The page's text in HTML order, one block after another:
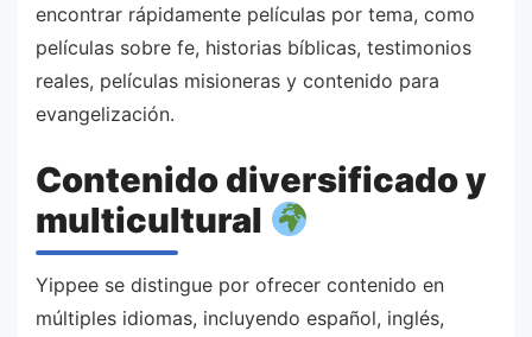
encontrar rápidamente películas por tema, como
películas sobre fe, historias bíblicas, testimonios
reales, películas misioneras y contenido para
evangelización.
Contenido diversificado y
multicultural
Yippee se distingue por ofrecer contenido en
múltiples idiomas, incluyendo español, inglés,